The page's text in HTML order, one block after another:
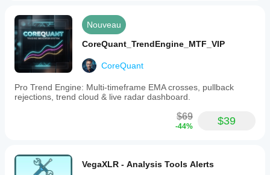
Nouveau
CoreQuant_TrendEngine_MTF_VIP
CoreQuant
Pro Trend Engine: Multi-timeframe EMA crosses, pullback
rejections, trend cloud & live radar dashboard.
$69
-44% $39
VegaXLR - Analysis Tools Alerts